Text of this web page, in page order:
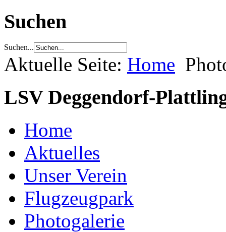
Suchen
Suchen...
Aktuelle Seite: Home
LSV Deggendorf-
Home
Aktuelles
Unser Verein
Flugzeugpark
Photogalerie